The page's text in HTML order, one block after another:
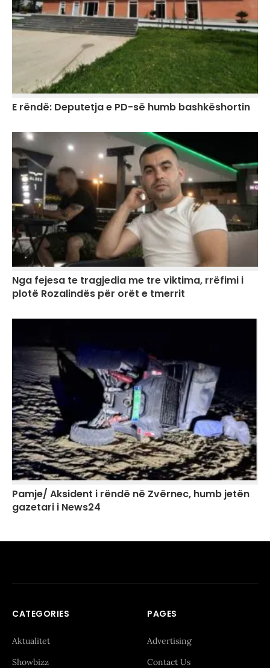
E rëndë: Deputetja e PD-së humb bashkëshortin
Nga fejesa te tragjedia me tre viktima, rrëfimi i
plotë Rozalindës për orët e tmerrit
Pamje/ Aksident i rëndë në Zvërnec, humb jetën
gazetari i News24
CATEGORIES
Aktualitet
Showbizz
PAGES
Advertising
Contact Us